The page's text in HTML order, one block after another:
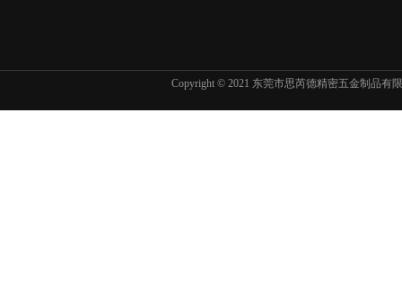
Copyright © 2021 东莞市思芮德精密五金制品有